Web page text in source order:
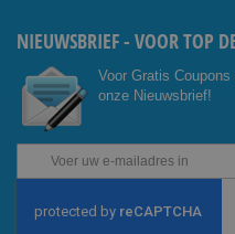
NIEUWSBRIEF - VOOR TOP
Voor Gratis
onze Nieuwsbrief!
Abonneer
onze